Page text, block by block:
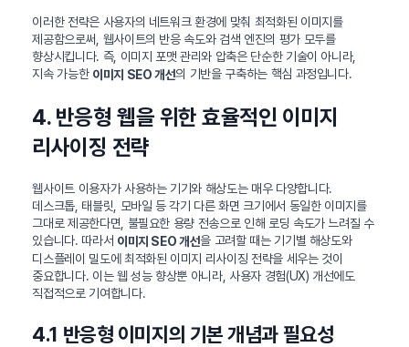
이러한 전략은 사용자의 네트워크 환경에 맞춰 최적화된 이미지를
제공함으로써, 웹사이트의 반응 속도와 검색 엔진의 평가 모두를
향상시킵니다. 즉, 이미지 포맷 관리와 압축은 단순한 기술이 아니라,
지속 가능한 이미지 SEO 개선의 기반을 구축하는 핵심 과정입니다.
4. 반응형 웹을 위한 효율적인 이미지
리사이징 전략
웹사이트 이용자가 사용하는 기기와 해상도는 매우 다양합니다.
데스크톱, 태블릿, 모바일 등 각기 다른 화면 크기에서 동일한 이미지를
그대로 제공한다면, 불필요한 용량 전송으로 인해 로딩 속도가 느려질 수
있습니다. 따라서 이미지 SEO 개선을 고려할 때는 기기별 해상도와
디스플레이 밀도에 최적화된 이미지 리사이징 전략을 세우는 것이
중요합니다. 이는 웹 성능 향상뿐 아니라, 사용자 경험(UX) 개선에도
직접적으로 기여합니다.
4.1 반응형 이미지의 기본 개념과 필요성